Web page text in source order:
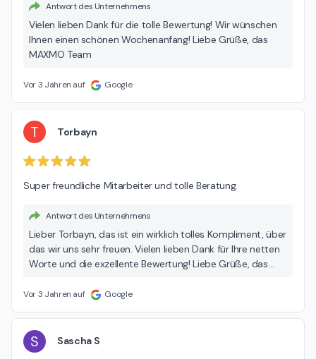
Antwort des Unternehmens
Vielen lieben Dank für die tolle Bewertung! Wir wünschen
Ihnen einen schönen Wochenanfang! Liebe Grüße, das
MAXMO Team
Vor 3 Jahren auf Google
T Torbayn
Super freundliche Mitarbeiter und tolle Beratung.
Antwort des Unternehmens
Lieber Torbayn, das ist ein wirklich tolles Kompliment, über
das wir uns sehr freuen. Vielen lieben Dank für Ihre netten
Worte und die exzellente Bewertung! Liebe Grüße, das
Vor 3 Jahren auf Google
S Sascha S